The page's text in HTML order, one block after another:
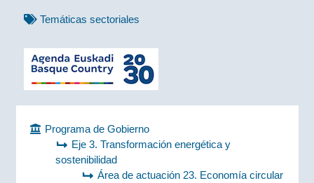
Temáticas sectoriales
Programa de Gobierno
Eje 3. Transformación energética y
sostenibilidad
Área de actuación 23. Economía circular